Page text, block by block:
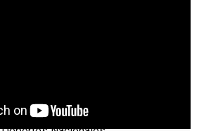
Deportes Locales